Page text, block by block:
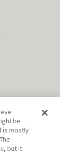
be
is mostly
but it